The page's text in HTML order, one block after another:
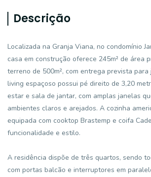
Descrição
Localizada na Granja Viana, no condomínio
casa em construção oferece 245m² de área
terreno de 500m², com entrega prevista
living espaçoso possui pé direito de 3,20
estar e sala de jantar, com amplas janelas
ambientes claros e arejados. A cozinha
equipada com cooktop Brastemp e coifa
funcionalidade e estilo.
A residência dispõe de três quartos, sendo
com portas balcão e interruptores em